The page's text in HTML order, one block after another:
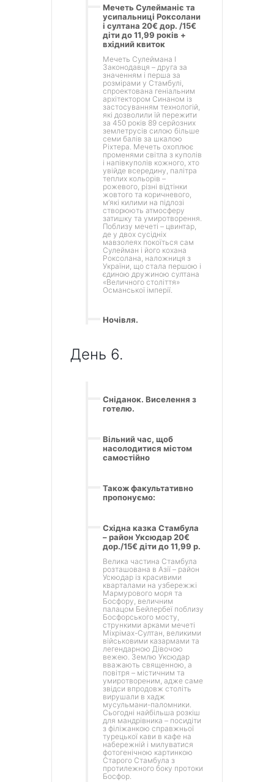
Мечеть Сулейманіє та
усипальниці Роксолани
і султана 20€ дор. /15€
діти до 11,99 років +
вхідний квиток
Мечеть Сулеймана І
Законодавця – друга за
значенням і перша за
розмірами у Стамбулі,
спроектована геніальним
архітектором Синаном із
застосуванням технологій,
які дозволили їй пережити
за 450 років 89 серйозних
землетрусів силою більше
семи балів за шкалою
Ріхтера. Мечеть охоплює
променями світла з куполів
і напівкуполів кожного, хто
увійде всередину, палітра
теплих кольорів –
рожевого, різні відтінки
жовтого та коричневого,
м’які килими на підлозі
створюють атмосферу
затишку та умиротворення.
Поблизу мечеті – цвинтар,
де у двох сусідніх
мавзолеях покоїться сам
Сулейман і його кохана
Роксолана, наложниця з
України, що стала першою і
єдиною дружиною султана
«Величного століття»
Османської імперії.
Ночівля.
День 6.
Сніданок. Виселення з
готелю.
Вільний час, щоб
насолодитися містом
самостійно
Також факультативно
пропонуємо:
Східна казка Стамбула
– район Уксюдар 20€
дор./15€ діти до 11,99 р.
Велика частина Стамбула
розташована в Азії – район
Ускюдар із красивими
кварталами на узбережжі
Мармурового моря та
Босфору, величним
палацом Бейлербеї поблизу
Босфорського мосту,
стрункими арками мечеті
Міхрімах-Султан, великими
військовими казармами та
легендарною Дівочою
вежею. Землю Уксюдар
вважають священною, а
повітря – містичним та
умиротвореним, адже саме
звідси впродовж століть
вирушали в хадж
мусульмани-паломники.
Сьогодні найбільша розкіш
для мандрівника – посидіти
з філіжанкою справжньої
турецької кави в кафе на
набережній і милуватися
фотогенічною картинкою
Старого Стамбула з
протилежного боку протоки
Босфор.